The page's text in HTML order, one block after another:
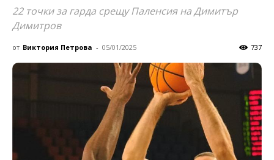
22 точки за гарда срещу Паленсия на Димитър
Димитров
от Виктория Петрова - 05/01/2025 737